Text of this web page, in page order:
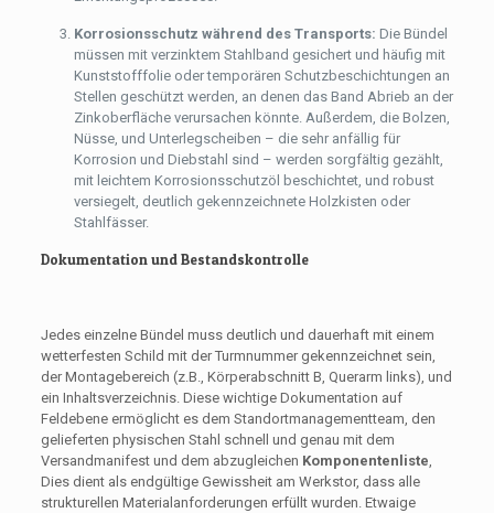
Korrosionsschutz während des Transports: Die Bündel
müssen mit verzinktem Stahlband gesichert und häufig mit
Kunststofffolie oder temporären Schutzbeschichtungen an
Stellen geschützt werden, an denen das Band Abrieb an der
Zinkoberfläche verursachen könnte. Außerdem, die Bolzen,
Nüsse, und Unterlegscheiben – die sehr anfällig für
Korrosion und Diebstahl sind – werden sorgfältig gezählt,
mit leichtem Korrosionsschutzöl beschichtet, und robust
versiegelt, deutlich gekennzeichnete Holzkisten oder
Stahlfässer.
Dokumentation und Bestandskontrolle
Jedes einzelne Bündel muss deutlich und dauerhaft mit einem
wetterfesten Schild mit der Turmnummer gekennzeichnet sein,
der Montagebereich (z.B., Körperabschnitt B, Querarm links), und
ein Inhaltsverzeichnis. Diese wichtige Dokumentation auf
Feldebene ermöglicht es dem Standortmanagementteam, den
gelieferten physischen Stahl schnell und genau mit dem
Versandmanifest und dem abzugleichen Komponentenliste
Dies dient als endgültige Gewissheit am Werkstor, dass alle
strukturellen Materialanforderungen erfüllt wurden. Etwaige